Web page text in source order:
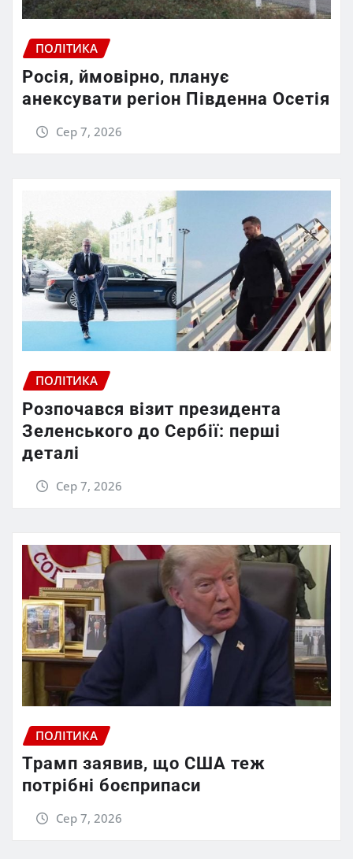
ПОЛІТИКА
Росія, ймовірно, планує
анексувати регіон Південна Осетія
Сер 7, 2026
ПОЛІТИКА
Розпочався візит президента
Зеленського до Сербії: перші
деталі
Сер 7, 2026
ПОЛІТИКА
Трамп заявив, що США теж
потрібні боєприпаси
Сер 7, 2026